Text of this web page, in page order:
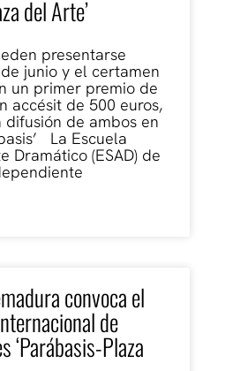
del Arte’
presentarse
junio y el certamen
un primer premio de
accésit de 500 euros,
difusión de ambos en
La Escuela
Dramático (ESAD) de
convoca el
de
‘Parábasis-Plaza